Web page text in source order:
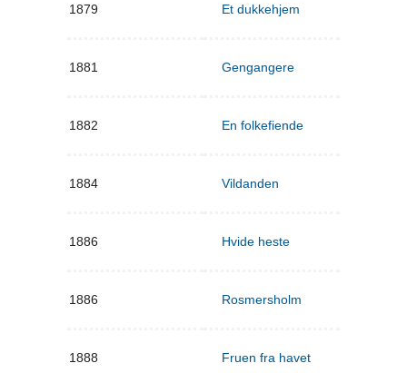
1879 Et dukkehjem
1881 Gengangere
1882 En folkefiende
1884 Vildanden
1886 Hvide heste
1886 Rosmersholm
1888 Fruen fra havet